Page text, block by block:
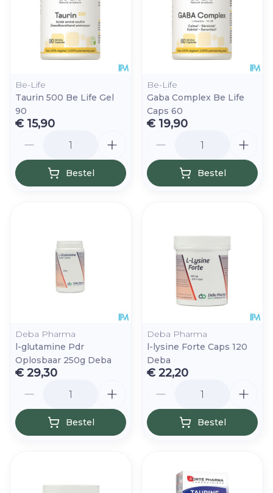
Be-Life
Taurin 500 Be Life Gel
90
€ 15,90
Bestel
Be-Life
Gaba Complex Be Life
Caps 60
€ 19,90
Bestel
Deba Pharma
l-glutamine Pdr
Oplosbaar 250g Deba
€ 29,30
Bestel
Deba Pharma
l-lysine Forte Caps 120
Deba
€ 22,20
Bestel